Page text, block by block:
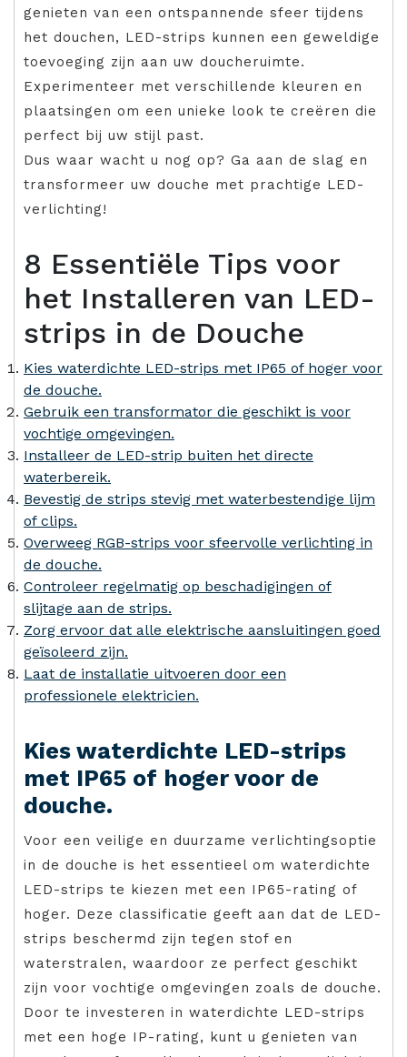
genieten van een ontspannende sfeer tijdens
het douchen, LED-strips kunnen een geweldige
toevoeging zijn aan uw doucheruimte.
Experimenteer met verschillende kleuren en
plaatsingen om een unieke look te creëren die
perfect bij uw stijl past.
Dus waar wacht u nog op? Ga aan de slag en
transformeer uw douche met prachtige LED-
verlichting!
8 Essentiële Tips voor
het Installeren van LED-
strips in de Douche
Kies waterdichte LED-strips met IP65 of hoger voor
de douche.
Gebruik een transformator die geschikt is voor
vochtige omgevingen.
Installeer de LED-strip buiten het directe
waterbereik.
Bevestig de strips stevig met waterbestendige lijm
of clips.
Overweeg RGB-strips voor sfeervolle verlichting in
de douche.
Controleer regelmatig op beschadigingen of
slijtage aan de strips.
Zorg ervoor dat alle elektrische aansluitingen goed
geïsoleerd zijn.
Laat de installatie uitvoeren door een
professionele elektricien.
Kies waterdichte LED-strips
met IP65 of hoger voor de
douche.
Voor een veilige en duurzame verlichtingsoptie
in de douche is het essentieel om waterdichte
LED-strips te kiezen met een IP65-rating of
hoger. Deze classificatie geeft aan dat de LED-
strips beschermd zijn tegen stof en
waterstralen, waardoor ze perfect geschikt
zijn voor vochtige omgevingen zoals de douche.
Door te investeren in waterdichte LED-strips
met een hoge IP-rating, kunt u genieten van